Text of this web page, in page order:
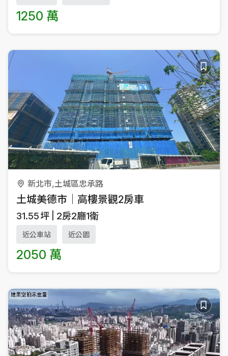
1250 萬
新北市,土城區忠承路
土城美德市｜高樓景觀2房車
31.55坪 2房2廳1衛
近公車站 近公園
2050 萬